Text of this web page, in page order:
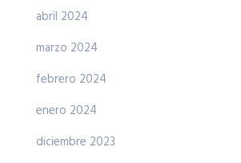
abril 2024
marzo 2024
febrero 2024
enero 2024
diciembre 2023